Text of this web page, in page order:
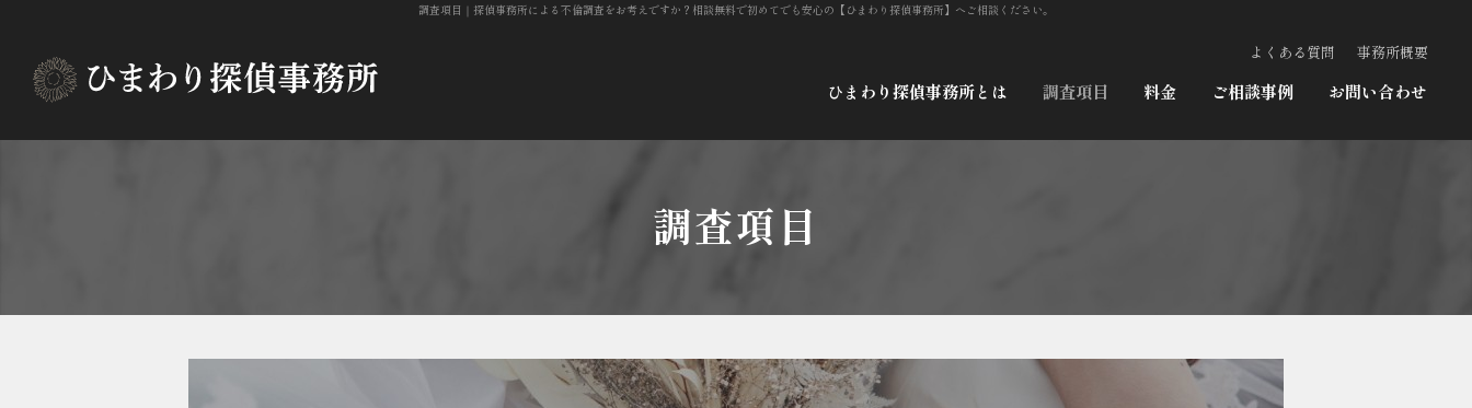
調査項目 ｜探偵事務所による不倫調査をお考えですか？相談無料で初めてでも安心の【ひまわり探偵事務所】へご相談ください。
よくある質問 事務所概要
ひまわり探偵事務所とは 調査項目 料金 ご相談事例 お問い合わせ
調査項目